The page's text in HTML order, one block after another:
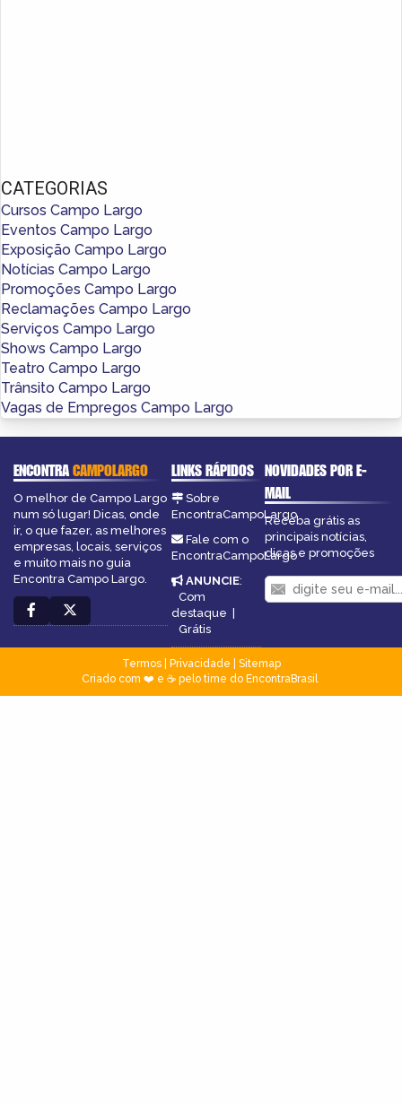
CATEGORIAS
Cursos Campo Largo
Eventos Campo Largo
Exposição Campo Largo
Notícias Campo Largo
Promoções Campo Largo
Reclamações Campo Largo
Serviços Campo Largo
Shows Campo Largo
Teatro Campo Largo
Trânsito Campo Largo
Vagas de Empregos Campo Largo
ENCONTRACAMPOLARGO
O melhor de Campo Largo
num só lugar! Dicas, onde
ir, o que fazer, as melhores
empresas, locais, serviços
e muito mais no guia
Encontra Campo Largo.
LINKS RÁPIDOS
Sobre
EncontraCampoLargo
Fale com o
EncontraCampoLargo
ANUNCIE:
Com
destaque
Grátis
NOVIDADES POR E-
MAIL
Receba grátis as
principais notícias,
dicas e promoções
Termos| Privacidade
Sitemap
Criado com ❤️ e ☕ pelo time do EncontraBrasil